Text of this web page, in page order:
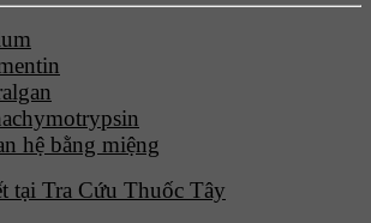
hệ bằng miệng
tại Tra Cứu Thuốc Tây